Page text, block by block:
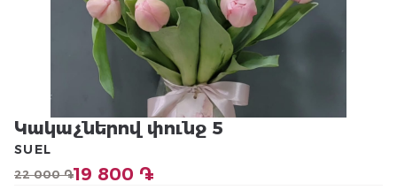
Կակաչներով փունջ 5
22 000 ֏19 800 ֏
SUEL